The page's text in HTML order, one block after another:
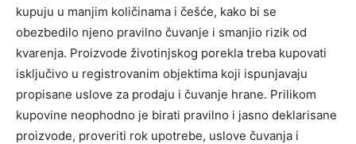
kupuju u manjim količinama i češće, kako bi se
obezbedilo njeno pravilno čuvanje i smanjio rizik od
kvarenja. Proizvode životinjskog porekla treba kupovati
isključivo u registrovanim objektima koji ispunjavaju
propisane uslove za prodaju i čuvanje hrane. Prilikom
kupovine neophodno je birati pravilno i jasno deklarisane
proizvode, proveriti rok upotrebe, uslove čuvanja i